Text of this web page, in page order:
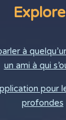
à
un ami à qui
pour
profondes